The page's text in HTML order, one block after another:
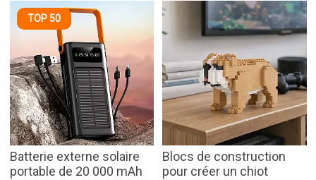
TOP 50
Batterie externe solaire
portable de 20 000 mAh
Blocs de construction
pour créer un chiot